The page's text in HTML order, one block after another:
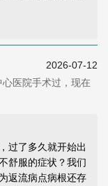
2026-07-12
医院手术过，现在
过了多久就开始出
舒服的症状？我们
返流病点病根还存